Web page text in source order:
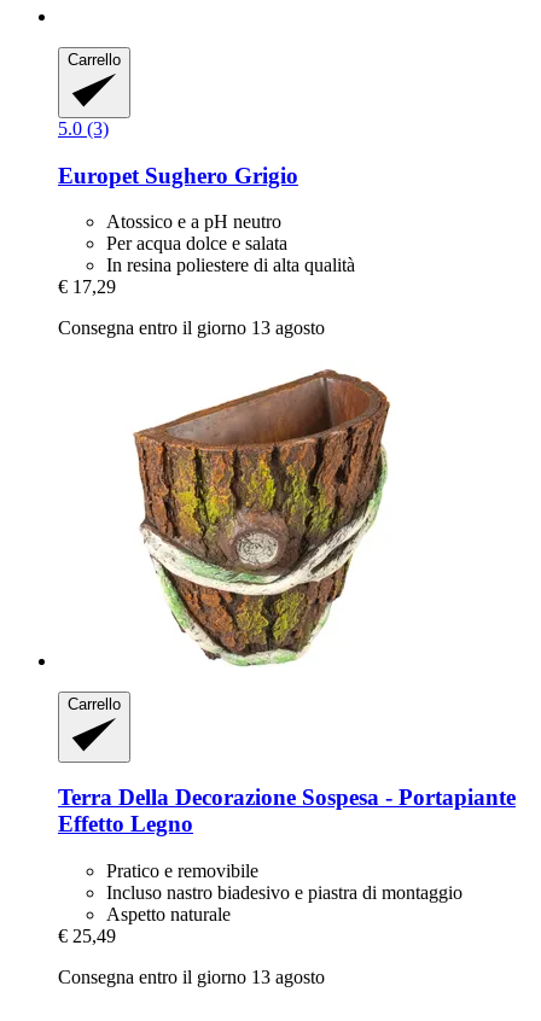
Carrello
5.0 (3)
Europet Sughero Grigio
Atossico e a pH neutro
Per acqua dolce e salata
In resina poliestere di alta qualità
€ 17,29
Consegna entro il giorno 13 agosto
Carrello
Terra Della Decorazione Sospesa -​ Portapiante
Effetto Legno
Pratico e removibile
Incluso nastro biadesivo e piastra di montaggio
Aspetto naturale
€ 25,49
Consegna entro il giorno 13 agosto